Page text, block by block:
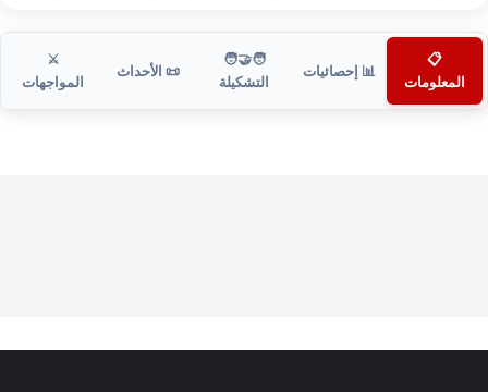
📋
المعلومات
📊 إحصائيات
🧑‍🤝‍🧑
التشكيلة
📜 الأحداث
⚔️
المواجهات